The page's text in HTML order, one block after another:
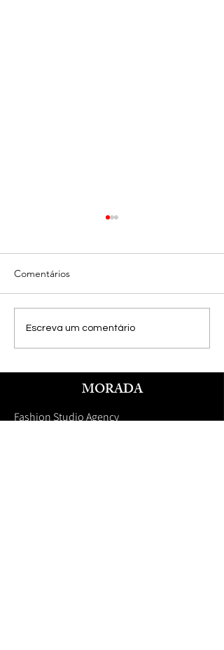
Campanha Prooptica
Comentários
Escreva um comentário
MORADA
Fashion Studio Agency